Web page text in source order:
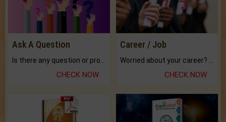
Ask A Question
CHECK NOW
Career / Job
CHECK NOW